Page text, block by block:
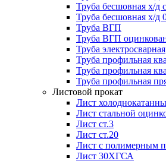
Труба бесшовная х/д
Труба бесшовная х/д
Труба ВГП
Труба ВГП
Труба электросварная
Труба профильная
Труба профильная
Труба профильная
Листовой прокат
Лист
Лист стальной
Лист ст.3
Лист ст.20
Лист с полимерным
Лист 30ХГСА